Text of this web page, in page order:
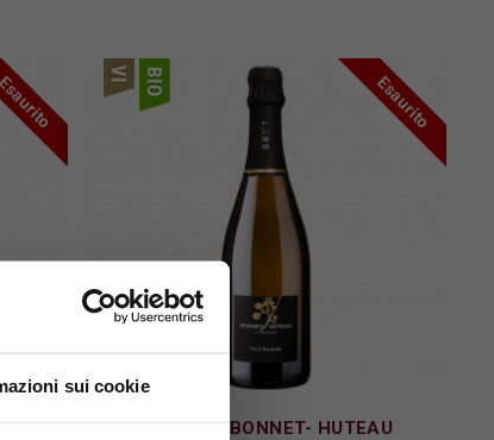
sui cookie
Esaurito
DOMAINE BONNET- HUTEAU